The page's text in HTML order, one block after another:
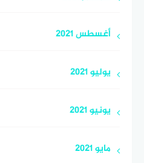
أغسطس 2021
يوليو 2021
يونيو 2021
مايو 2021